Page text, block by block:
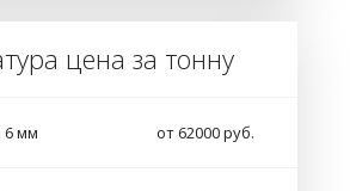
цена за тонну
6 мм от 62000 руб.